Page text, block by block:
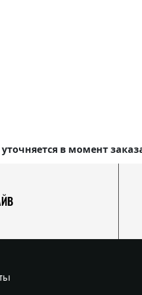
в момент